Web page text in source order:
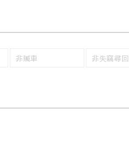
非贓車 非失竊尋